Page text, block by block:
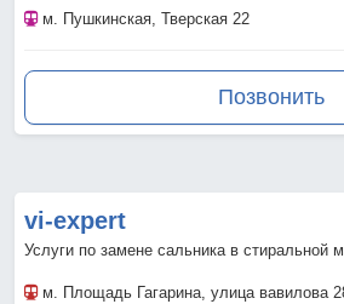
м. Пушкинская, Тверская 22
Позвонить
vi-expert
Услуги по замене сальника в стиральной
м. Площадь Гагарина, улица вавилова